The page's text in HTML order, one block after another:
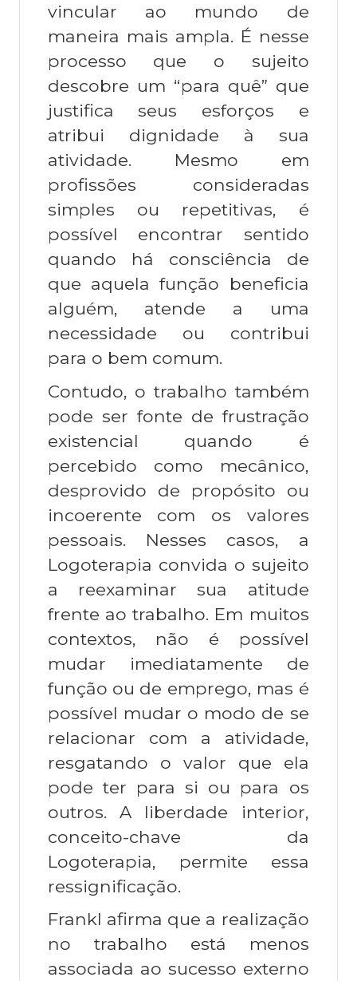
vincular ao mundo de
maneira mais ampla. É nesse
processo que o sujeito
descobre um “para quê” que
justifica seus esforços e
atribui dignidade à sua
atividade. Mesmo em
profissões consideradas
simples ou repetitivas, é
possível encontrar sentido
quando há consciência de
que aquela função beneficia
alguém, atende a uma
necessidade ou contribui
para o bem comum.
Contudo, o trabalho também
pode ser fonte de frustração
existencial quando é
percebido como mecânico,
desprovido de propósito ou
incoerente com os valores
pessoais. Nesses casos, a
Logoterapia convida o sujeito
a reexaminar sua atitude
frente ao trabalho. Em muitos
contextos, não é possível
mudar imediatamente de
função ou de emprego, mas é
possível mudar o modo de se
relacionar com a atividade,
resgatando o valor que ela
pode ter para si ou para os
outros. A liberdade interior,
conceito-chave da
Logoterapia, permite essa
ressignificação.
Frankl afirma que a realização
no trabalho está menos
associada ao sucesso externo